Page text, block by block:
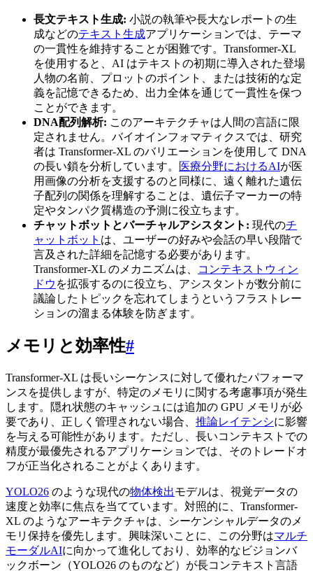
長文テキスト生成: 小説の執筆や長大なレポートの生
成などのテキスト生成アプリケーションでは、テーマ
の一貫性を維持することが困難です。Transformer-XL
を使用すると、AI はテキストの初期に導入された登場
人物の名前、プロットのポイント、または技術的な定
義を記憶できるため、出力全体を通じて一貫性を保つ
ことができます。
DNA配列解析: このアーキテクチャは人間の言語に限
定されません。バイオインフォマティクスでは、研究
者は Transformer-XL のバリエーションを使用して DNA
の長い鎖を分析しています。
医療分野におけるAIが医
用画像の分析を支援するのと同様に、遠く離れた遺伝
子配列の関係を理解することは、遺伝子マーカーの特
定やタンパク質構造の予測に役立ちます。
チャットボットとバーチャルアシスタント: 現代のチ
ャットボット は、ユーザーの好みや会話の早い段階で
言及された詳細を記憶する必要があります。
Transformer-XL のメカニズムは、
コンテキストウィン
ドウ を拡張するのに役立ち、アシスタントが数分前に
議論したトピックを忘れてしまうというフラストレー
ションの溜まる体験を防ぎます。
メモリと効率性#
Transformer-XL は長いシーケンスに対して優れたパフォーマ
ンスを提供しますが、特定のメモリに関する考慮事項が発生
します。隠れ状態のキャッシュには追加の GPU メモリが必
要であり、正しく管理されない場合、 推論レイテンシに影響
を与える可能性があります。ただし、長いコンテキストでの
精度が最優先されるアプリケーションでは、そのトレードオ
フが正当化されることがよくあります。
YOLO26 のような現代の物体検出モデルは、視覚データの
速度と効率に焦点を当てています。対照的に、Transformer-
XL のようなアーキテクチャは、シーケンシャルデータのメ
モリ保持を優先します。興味深いことに、この分野はマルチ
モーダルAIに向かって進化しており、効率的なビジョンバ
ックボーン（YOLO26 のものなど）が長コンテキスト言語